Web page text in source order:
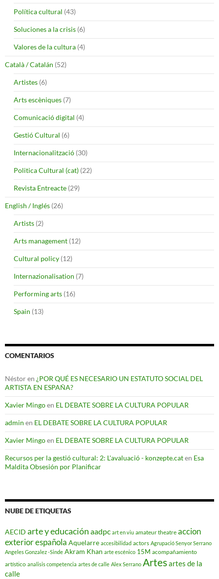
Política cultural (43)
Soluciones a la crisis (6)
Valores de la cultura (4)
Català / Catalán (52)
Artistes (6)
Arts escèniques (7)
Comunicació digital (4)
Gestió Cultural (6)
Internacionalització (30)
Politica Cultural (cat) (22)
Revista Entreacte (29)
English / Inglés (26)
Artists (2)
Arts management (12)
Cultural policy (12)
Internazionalisation (7)
Performing arts (16)
Spain (13)
COMENTARIOS
Néstoren ¿POR QUÉ ES NECESARIO UN ESTATUTO SOCIAL DEL
ARTISTA EN ESPAÑA?
Xavier Mingoen EL DEBATE SOBRE LA CULTURA POPULAR
admin en EL DEBATE SOBRE LA CULTURA POPULAR
Xavier Mingoen EL DEBATE SOBRE LA CULTURA POPULAR
Recursos per la gestió cultural: 2: L'avaluació - konzepte.caten Esa
Maldita Obsesión por Planificar
NUBE DE ETIQUETAS
AECID arte y educación aadpc art en viu amateur theatre accion
exterior española Aquelarre accesibilidad actors Agrupació Senyor Serrano
Angeles Gonzalez -Sinde Akram Khan arte escénico 15M acompañamiento
artístico analisis competencia artes de calle Alex Serrano Artesartes de la
calle